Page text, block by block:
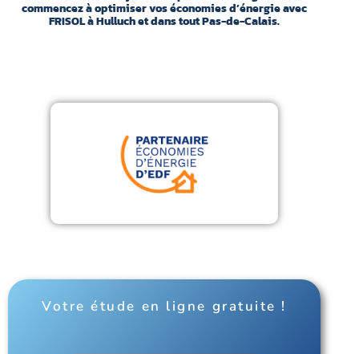
commencez à optimiser vos économies d’énergie avec
FRISOL à Hulluch et dans tout Pas-de-Calais.
Votre étude en ligne gratuite !